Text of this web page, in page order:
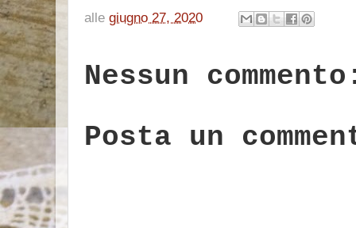
alle giugno 27, 2020
Nessun
Posta un